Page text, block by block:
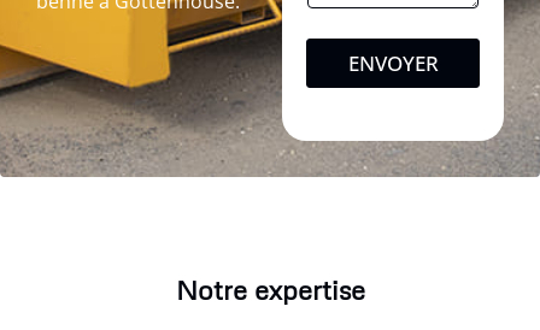
ENVOYER
Notre expertise